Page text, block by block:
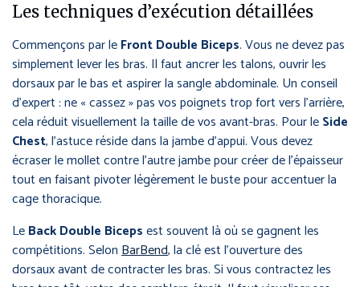
Les techniques d’exécution détaillées
Commençons par leFront Double Biceps. Vous ne devez pas
simplement lever les bras. Il faut ancrer les talons, ouvrir les
dorsaux par le bas et aspirer la sangle abdominale. Un conseil
d’expert : ne « cassez » pas vos poignets trop fort vers l’arrière,
cela réduit visuellement la taille de vos avant-bras. Pour leSide
Chest, l’astuce réside dans la jambe d’appui. Vous devez
écraser le mollet contre l’autre jambe pour créer de l’épaisseur
tout en faisant pivoter légèrement le buste pour accentuer la
cage thoracique.
LeBack Double Bicepsest souvent là où se gagnent les
compétitions. SelonBarBend, la clé est l’ouverture des
dorsaux avant de contracter les bras. Si vous contractez les